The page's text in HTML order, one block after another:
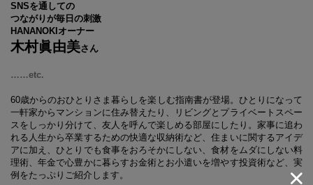
SNSを通しての
つながりが毎日の刺激
HANANOKIオーナー
木村眞由美さん
……etc.
60歳からのおひとりさま暮らしを楽しむ指南書が登場。ひとりになって
一軒家からマンションに住み替えたり、リビングとプライベートスペー
スをしっかり分けて、友人を呼んで楽しめる部屋にしたり。家事に追わ
れる人生から卒業するための快適な収納術など、住まいに関するアイデ
アに加え、ひとりでも食事をおろそかにしない、食材をムダにしない料
理術、年金で心豊かに暮らすお金術とお小遣いを増やす投資術など、実
例をたっぷりご紹介します。